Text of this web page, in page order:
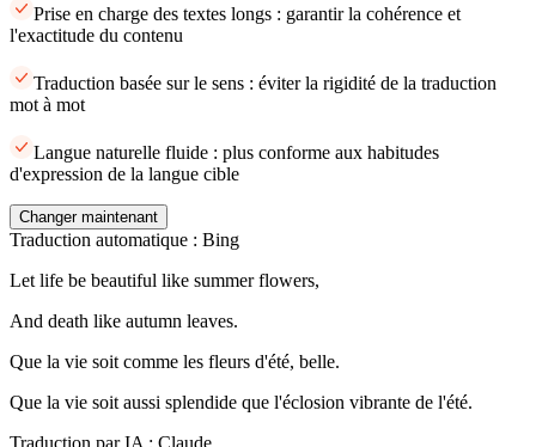
Prise en charge des textes longs : garantir la cohérence et
l'exactitude du contenu
Traduction basée sur le sens : éviter la rigidité de la traduction
mot à mot
Langue naturelle fluide : plus conforme aux habitudes
d'expression de la langue cible
Changer maintenant
Traduction automatique : Bing
Let life be beautiful like summer flowers,
And death like autumn leaves.
Que la vie soit comme les fleurs d'été, belle.
Que la vie soit aussi splendide que l'éclosion vibrante de l'été.
Traduction par IA : Claude